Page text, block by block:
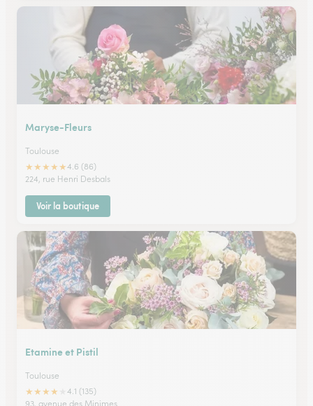
Maryse-Fleurs
Toulouse
★★★★★4.6 (86)
224, rue Henri Desbals
Voir la boutique
Etamine et Pistil
Toulouse
★★★★
4.1 (135)
93, avenue des Minimes